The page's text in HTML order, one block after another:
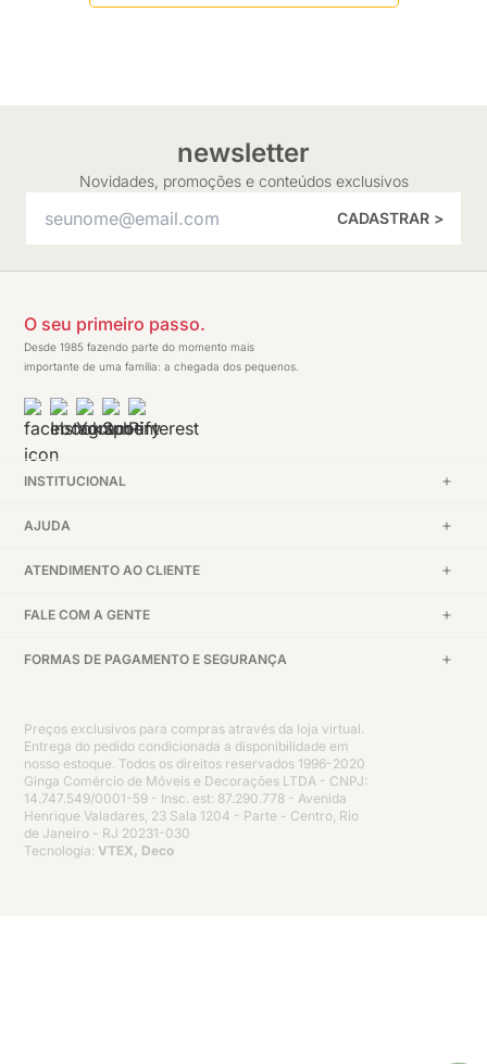
newsletter
Novidades, promoções e conteúdos exclusivos
CADASTRAR >
O seu primeiro passo.
Desde 1985 fazendo parte do momento mais
importante de uma família: a chegada dos pequenos.
INSTITUCIONAL
AJUDA
ATENDIMENTO AO CLIENTE
FALE COM A GENTE
FORMAS DE PAGAMENTO E SEGURANÇA
Preços exclusivos para compras através da loja virtual.
Entrega do pedido condicionada a disponibilidade em
nosso estoque. Todos os direitos reservados 1996-2020
Ginga Comércio de Móveis e Decorações LTDA - CNPJ:
14.747.549/0001-59 - Insc. est: 87.290.778 - Avenida
Henrique Valadares, 23 Sala 1204 - Parte - Centro, Rio
de Janeiro - RJ 20231-030
Tecnologia: VTEX, Deco